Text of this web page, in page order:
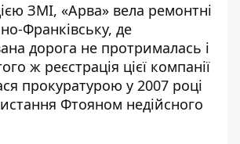
ЗМІ, «Арва» вела ремонтні
Франківську, де
дорога не протрималась і
ж реєстрація цієї компанії
прокуратурою у 2007 році
Фтояном недійсного